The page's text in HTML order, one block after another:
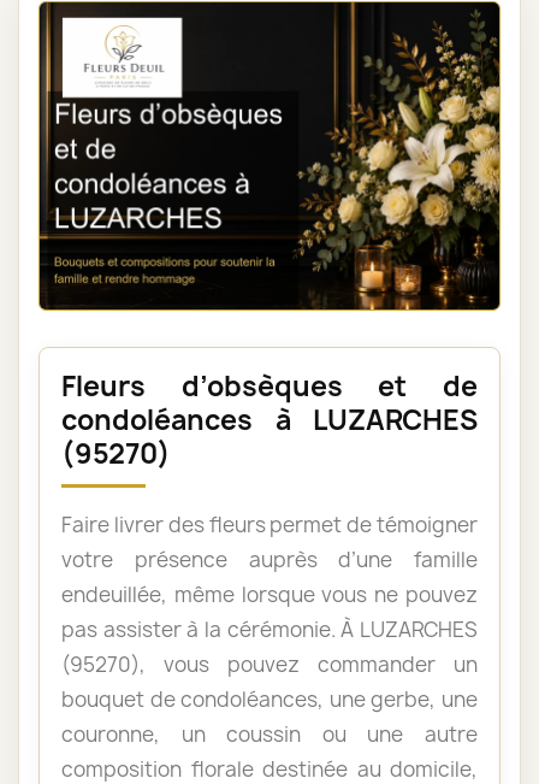
Fleurs d’obsèques et de
condoléances à LUZARCHES
(95270)
Faire livrer des fleurs permet de témoigner
votre présence auprès d’une famille
endeuillée, même lorsque vous ne pouvez
pas assister à la cérémonie. À LUZARCHES
(95270), vous pouvez commander un
bouquet de condoléances, une gerbe, une
couronne, un coussin ou une autre
composition florale destinée au domicile,